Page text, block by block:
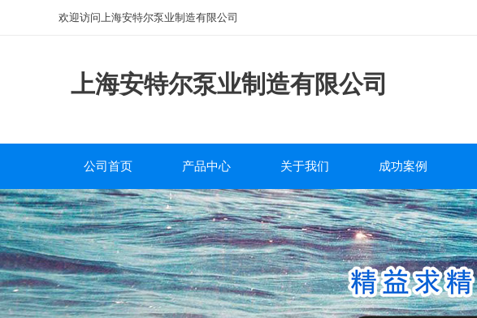
欢迎访问上海安特尔泵业制造有限公司
上海安特尔泵业制造有限公司
公司首页 产品中心
磁力泵
离心泵
自吸泵
排污泵
关于我们
公司简介
企业文化
服务中心
研发团队
成功案例
工程案例